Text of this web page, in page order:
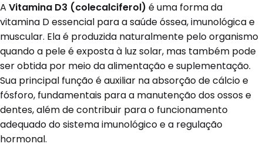
A Vitamina D3 (colecalciferol) é uma forma da
vitamina D essencial para a saúde óssea, imunológica e
muscular. Ela é produzida naturalmente pelo organismo
quando a pele é exposta à luz solar, mas também pode
ser obtida por meio da alimentação e suplementação.
Sua principal função é auxiliar na absorção de cálcio e
fósforo, fundamentais para a manutenção dos ossos e
dentes, além de contribuir para o funcionamento
adequado do sistema imunológico e a regulação
hormonal.